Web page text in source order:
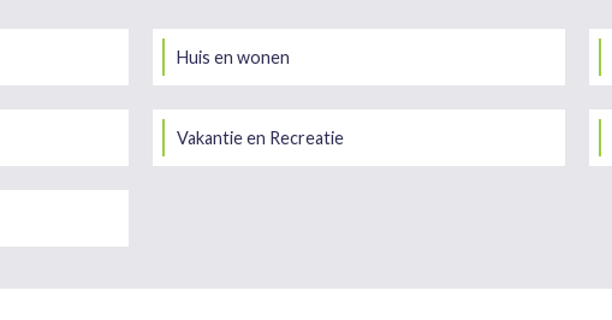
Huis en wonen
Vakantie en Recreatie